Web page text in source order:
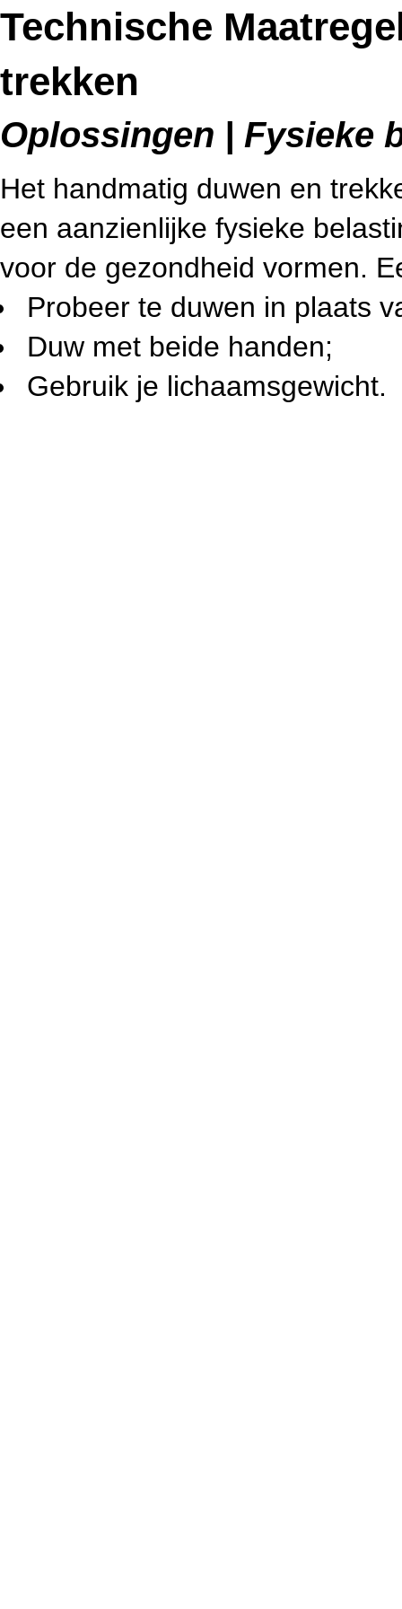
Technische
trekken
Oplossingen | Fysieke
Het handmatig duwen en
een aanzienlijke fysieke
voor de gezondheid vormen.
Probeer te duwen in plaats
Duw met beide handen;
Gebruik je lichaamsgewicht.